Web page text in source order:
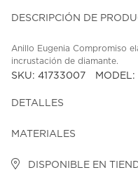
DESCRIPCIÓN DE
Anillo Eugenia Compromiso
incrustación de diamante.
SKU: 41733007
DETALLES
MATERIALES
DISPONIBLE EN